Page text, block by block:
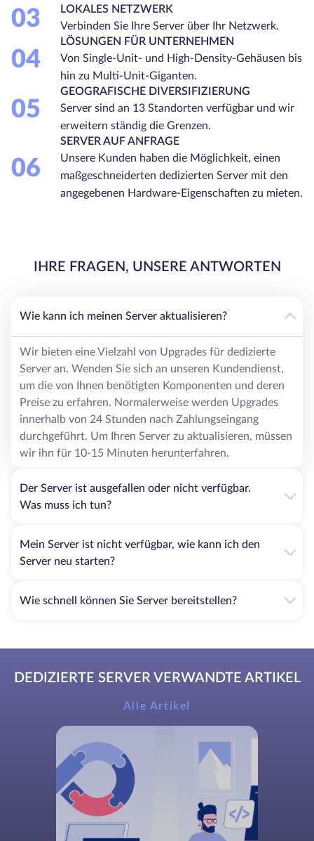
03
LOKALES NETZWERK
Verbinden Sie Ihre Server über Ihr Netzwerk.
04
LÖSUNGEN FÜR UNTERNEHMEN
Von Single-Unit- und High-Density-Gehäusen bis
hin zu Multi-Unit-Giganten.
05
GEOGRAFISCHE DIVERSIFIZIERUNG
Server sind an 13 Standorten verfügbar und wir
erweitern ständig die Grenzen.
06
SERVER AUF ANFRAGE
Unsere Kunden haben die Möglichkeit, einen
maßgeschneiderten dedizierten Server mit den
angegebenen Hardware-Eigenschaften zu mieten.
IHRE FRAGEN, UNSERE ANTWORTEN
Wie kann ich meinen Server aktualisieren?
Wir bieten eine Vielzahl von Upgrades für dedizierte
Server an. Wenden Sie sich an unseren Kundendienst,
um die von Ihnen benötigten Komponenten und deren
Preise zu erfahren. Normalerweise werden Upgrades
innerhalb von 24 Stunden nach Zahlungseingang
durchgeführt. Um Ihren Server zu aktualisieren, müssen
wir ihn für 10-15 Minuten herunterfahren.
Der Server ist ausgefallen oder nicht verfügbar.
Was muss ich tun?
Mein Server ist nicht verfügbar, wie kann ich den
Server neu starten?
Wie schnell können Sie Server bereitstellen?
DEDIZIERTE SERVER VERWANDTE ARTIKEL
Alle Artikel